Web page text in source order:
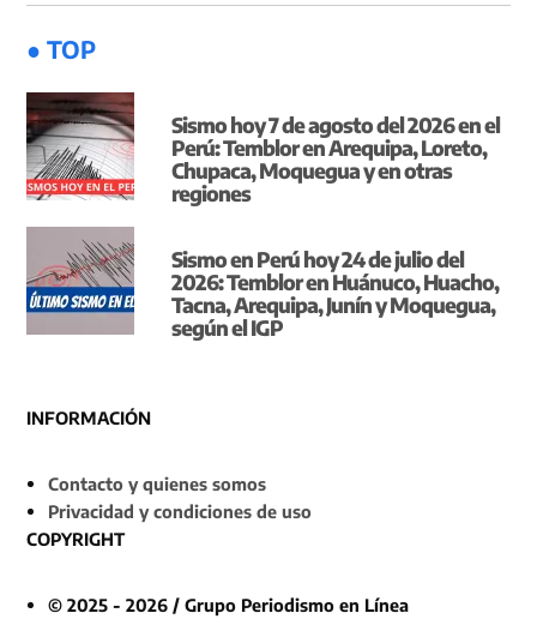
● TOP
Sismo hoy 7 de agosto del 2026 en el
Perú: Temblor en Arequipa, Loreto,
Chupaca, Moquegua y en otras
regiones
Sismo en Perú hoy 24 de julio del
2026: Temblor en Huánuco, Huacho,
Tacna, Arequipa, Junín y Moquegua,
según el IGP
INFORMACIÓN
Contacto y quienes somos
Privacidad y condiciones de uso
COPYRIGHT
© 2025 - 2026 / Grupo Periodismo en Línea